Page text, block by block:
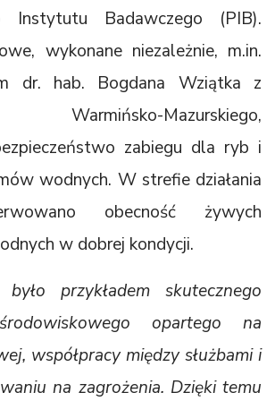
Instytutu Badawczego (PIB).
wykonane niezależnie, m.in.
dr. hab. Bogdana Wziątka z
Warmińsko-Mazurskiego,
zabiegu dla ryb i
wodnych. W strefie działania
obecność żywych
w dobrej kondycji.
było przykładem skutecznego
opartego na
współpracy między służbami i
na zagrożenia. Dzięki temu